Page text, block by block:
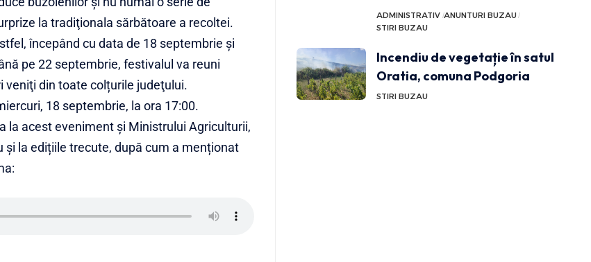
la tradiţionala sărbătoare a recoltei.
începând cu data de 18 septembrie și
pe 22 septembrie, festivalul va reuni
veniţi din toate colțurile judeţului.
18 septembrie, la ora 17:00.
la acest eveniment și Ministrului Agriculturii,
și la edițiile trecute, după cum a menționat
ADMINISTRATIV ANUNTURI BUZAU
STIRI BUZAU
Incendiu de vegetație în satul
Oratia, comuna Podgoria
STIRI BUZAU